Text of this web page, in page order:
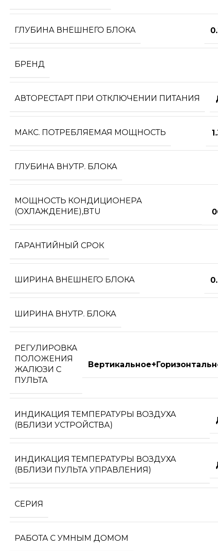
ГЛУБИНА ВНЕШНЕГО БЛОКА
БРЕНД
АВТОРЕСТАРТ ПРИ ОТКЛЮЧЕНИИ ПИТАНИЯ
МАКС. ПОТРЕБЛЯЕМАЯ МОЩНОСТЬ
ГЛУБИНА ВНУТР. БЛОКА
МОЩНОСТЬ КОНДИЦИОНЕРА
(ОХЛАЖДЕНИЕ),BTU
ГАРАНТИЙНЫЙ СРОК
ШИРИНА ВНЕШНЕГО БЛОКА
ШИРИНА ВНУТР. БЛОКА
РЕГУЛИРОВКА
ПОЛОЖЕНИЯ
ЖАЛЮЗИ С
ПУЛЬТА
ИНДИКАЦИЯ ТЕМПЕРАТУРЫ ВОЗДУХА
(ВБЛИЗИ УСТРОЙСТВА)
ИНДИКАЦИЯ ТЕМПЕРАТУРЫ ВОЗДУХА
(ВБЛИЗИ ПУЛЬТА УПРАВЛЕНИЯ)
СЕРИЯ
РАБОТА С УМНЫМ ДОМОМ